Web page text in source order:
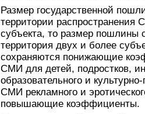
Размер государственной
территории
субъекта, то размер пошлины
территория двух и более
сохраняются понижающие
СМИ для детей, подростков,
образовательного и
СМИ рекламного и
повышающие коэффициенты.